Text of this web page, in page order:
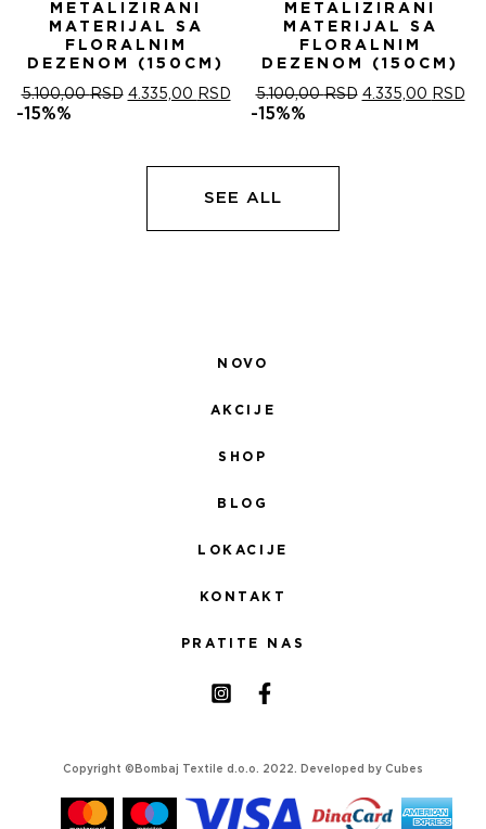
METALIZIRANI
MATERIJAL SA
FLORALNIM
DEZENOM (150CM)
5.100,00RSD ОРИГИНАЛНА
5.100,00 RSD.
4.335,00 RSDТРЕНУТНА
ЦЕНА
-15%%
METALIZIRANI
MATERIJAL SA
FLORALNIM
DEZENOM (150CM)
5.100,00RSD ОРИГИНАЛНА
4.335,00 RSD
-15%%
SEE ALL
NOVO
AKCIJE
SHOP
BLOG
LOKACIJE
KONTAKT
PRATITE NAS
Copyright ©Bombaj Textile d.o.o. 2022. Developed by Cubes